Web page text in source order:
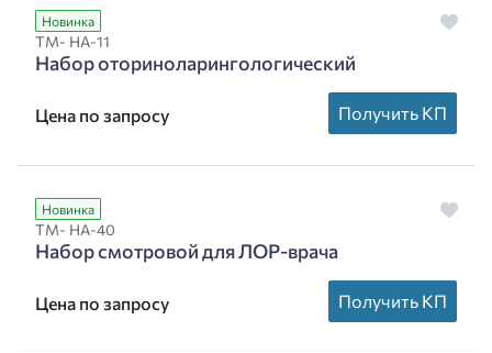
Новинка
ТМ- НА-11
Набор оториноларингологический
Цена по запросу Получить КП
Новинка
ТМ- НА-40
Набор смотровой для ЛОР-врача
Цена по запросу Получить КП